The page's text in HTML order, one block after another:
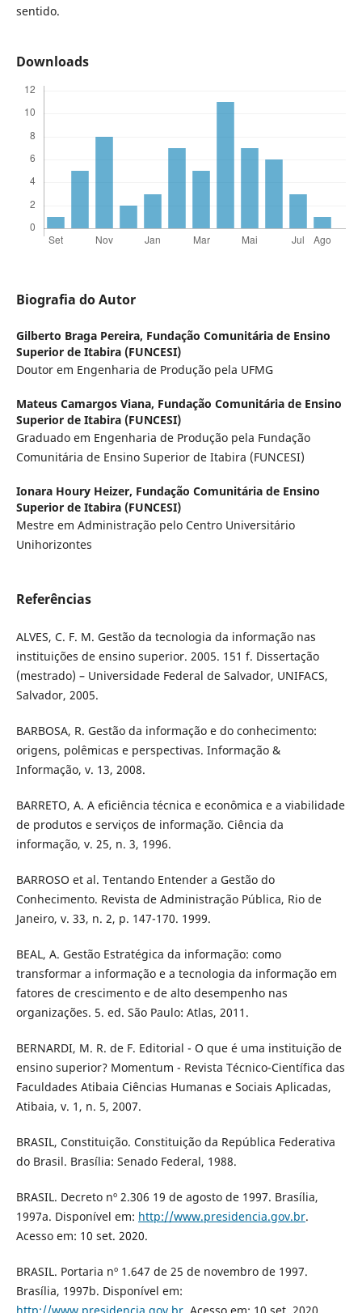
sentido.
Downloads
Biografia do Autor
Gilberto Braga Pereira, Fundação Comunitária de Ensino
Superior de Itabira (FUNCESI)
Doutor em Engenharia de Produção pela UFMG
Mateus Camargos Viana, Fundação Comunitária de Ensino
Superior de Itabira (FUNCESI)
Graduado em Engenharia de Produção pela Fundação
Comunitária de Ensino Superior de Itabira (FUNCESI)
Ionara Houry Heizer, Fundação Comunitária de Ensino
Superior de Itabira (FUNCESI)
Mestre em Administração pelo Centro Universitário
Unihorizontes
Referências
ALVES, C. F. M. Gestão da tecnologia da informação nas
instituições de ensino superior. 2005. 151 f. Dissertação
(mestrado) – Universidade Federal de Salvador, UNIFACS,
Salvador, 2005.
BARBOSA, R. Gestão da informação e do conhecimento:
origens, polêmicas e perspectivas. Informação &
Informação, v. 13, 2008.
BARRETO, A. A eficiência técnica e econômica e a viabilidade
de produtos e serviços de informação. Ciência da
informação, v. 25, n. 3, 1996.
BARROSO et al. Tentando Entender a Gestão do
Conhecimento. Revista de Administração Pública, Rio de
Janeiro, v. 33, n. 2, p. 147-170. 1999.
BEAL, A. Gestão Estratégica da informação: como
transformar a informação e a tecnologia da informação em
fatores de crescimento e de alto desempenho nas
organizações. 5. ed. São Paulo: Atlas, 2011.
BERNARDI, M. R. de F. Editorial - O que é uma instituição de
ensino superior? Momentum - Revista Técnico-Científica das
Faculdades Atibaia Ciências Humanas e Sociais Aplicadas,
Atibaia, v. 1, n. 5, 2007.
BRASIL, Constituição. Constituição da República Federativa
do Brasil. Brasília: Senado Federal, 1988.
BRASIL. Decreto nº 2.306 19 de agosto de 1997. Brasília,
1997a. Disponível em: http://www.presidencia.gov.br.
Acesso em: 10 set. 2020.
BRASIL. Portaria nº 1.647 de 25 de novembro de 1997.
Brasília, 1997b. Disponível em: